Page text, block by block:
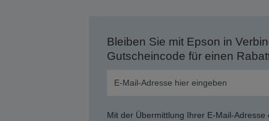
Bleiben Sie mit Epson in
Gutscheincode für einen
Mit der Übermittlung Ihrer E-Mail-